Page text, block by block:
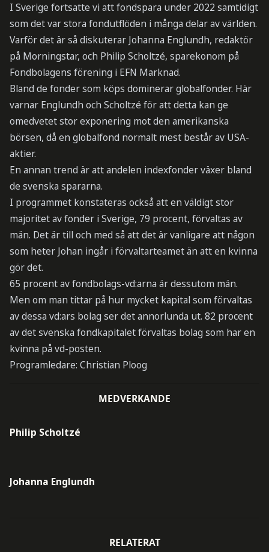
I Sverige fortsatte vi att fondspara under 2022 samtidigt
som det var stora fondutflöden i många delar av världen.
Varför det är så diskuterar Johanna Englundh, redaktör
på Morningstar, och Philip Scholtzé, sparekonom på
Fondbolagens förening i EFN Marknad.
Bland de fonder som köps dominerar globalfonder. Här
varnar Englundh och Scholtzé för att detta kan ge
omedvetet stor exponering mot den amerikanska
börsen, då en globalfond normalt mest består av USA-
aktier.
En annan trend är att andelen indexfonder växer bland
de svenska spararna.
I programmet konstateras också att en väldigt stor
majoritet av fonder i Sverige, 79 procent, förvaltas av
män. Det är till och med så att det är vanligare att någon
som heter Johan ingår i förvaltarteamet än att en kvinna
gör det.
65 procent av fondbolags-vd:arna är dessutom män.
Men om man tittar på hur mycket kapital som förvaltas
av dessa vd:ars bolag ser det annorlunda ut. 82 procent
av det svenska fondkapitalet förvaltas bolag som har en
kvinna på vd-posten.
Programledare: Christian Ploog
MEDVERKANDE
Philip Scholtzé
Johanna Englundh
RELATERAT